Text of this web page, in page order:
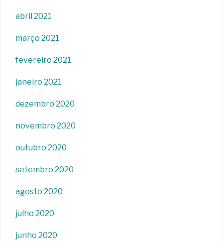
abril 2021
março 2021
fevereiro 2021
janeiro 2021
dezembro 2020
novembro 2020
outubro 2020
setembro 2020
agosto 2020
julho 2020
junho 2020